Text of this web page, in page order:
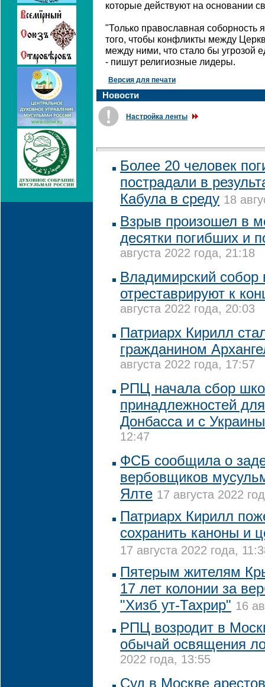
которые действуют на основании
"Только православная соборность
того, чтобы конфликты между
между ними, что стало бы угрозой
- пишут религиозные лидеры.
Версия для печати
Новости
Настройка ленты
Более 20 человек
пострадали в
Кабула в среду 18
Взрыв произошел в
десятки погибших и
августа 2022 года, 21:18
Владимирский собор
отреставрируют к
августа 2022 года, 20:03
Патриарх Кирилл
гражданином
августа 2022 года, 17:57
РПЦ начала сбор
принадлежностей
Донбасса и с Украины
12:47
ФСБ сообщила о
вербовщиков
Ялте 17 августа 2022
Патриарх Кирилл
сохранить каноны и
17 августа 2022 года,
Пятерым жителям
17 лет колонии за
"Хизб ут-Тахрир" 16
РПЦ возродит в
обычай освящения
2022 года, 13:55
Суд в Москве